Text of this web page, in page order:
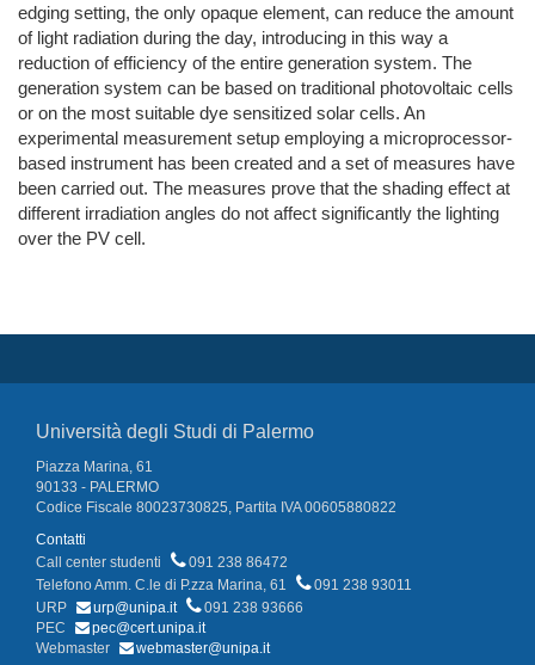
edging setting, the only opaque element, can reduce the amount
of light radiation during the day, introducing in this way a
reduction of efficiency of the entire generation system. The
generation system can be based on traditional photovoltaic cells
or on the most suitable dye sensitized solar cells. An
experimental measurement setup employing a microprocessor-
based instrument has been created and a set of measures have
been carried out. The measures prove that the shading effect at
different irradiation angles do not affect significantly the lighting
over the PV cell.
Università degli Studi di Palermo
Piazza Marina, 61
90133 - PALERMO
Codice Fiscale 80023730825, Partita IVA 00605880822
Contatti
Call center studenti
091 238 86472
Telefono Amm. C.le di P.zza Marina, 61
091 238 93011
URP
urp@unipa.it
091 238 93666
PEC
pec@cert.unipa.it
Webmaster
webmaster@unipa.it